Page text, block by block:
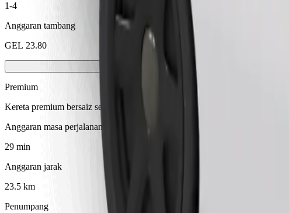
1-4
Anggaran tambang
GEL 23.80
Premium
Kereta premium bersaiz sederhana dengan kemudahan mewah
Anggaran masa perjalanan
29 min
Anggaran jarak
23.5 km
Penumpang